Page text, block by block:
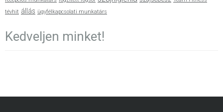
tévhit állás ügyfélkapcsolati munkatárs
Kedveljen minket!